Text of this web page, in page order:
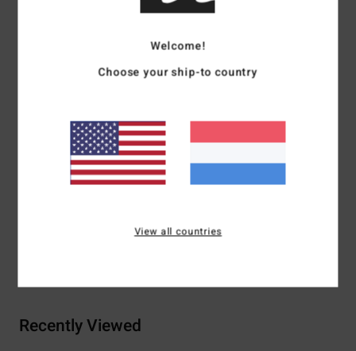
Double dye fleece van gerecycled polyester en
katoen, 280 g/m2
Borduursel op de linkerpijp
Opgestikte achterzak met geweven etiket
Samenstelling[Hoofdstof] 55% katoen, 25% gerecycled
Recently Viewed
Welcome!
Choose your ship-to country
View all countries